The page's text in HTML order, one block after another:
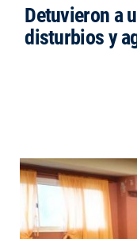
Detuvieron a
disturbios y